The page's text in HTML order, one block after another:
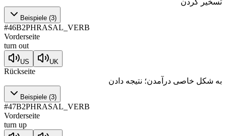
Beispiele (3)
#46B2PHRASAL_VERB
Vorderseite
turn out
US UK
Rückseite
به شکل خاصی درآمدن؛ نتیجه دادن
Beispiele (3)
#47B2PHRASAL_VERB
Vorderseite
turn up